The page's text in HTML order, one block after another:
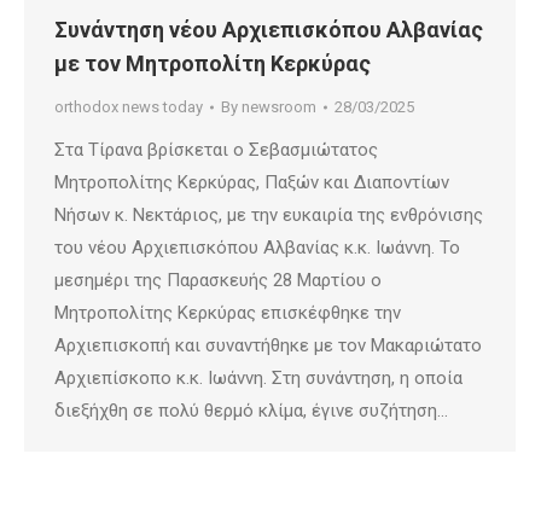
Συνάντηση νέου Αρχιεπισκόπου Αλβανίας
με τον Μητροπολίτη Κερκύρας
orthodox news today By newsroom 28/03/2025
Στα Τίρανα βρίσκεται ο Σεβασμιώτατος
Μητροπολίτης Κερκύρας, Παξών και Διαποντίων
Νήσων κ. Νεκτάριος, με την ευκαιρία της ενθρόνισης
του νέου Αρχιεπισκόπου Αλβανίας κ.κ. Ιωάννη. Το
μεσημέρι της Παρασκευής 28 Μαρτίου ο
Μητροπολίτης Κερκύρας επισκέφθηκε την
Αρχιεπισκοπή και συναντήθηκε με τον Μακαριώτατο
Αρχιεπίσκοπο κ.κ. Ιωάννη. Στη συνάντηση, η οποία
διεξήχθη σε πολύ θερμό κλίμα, έγινε συζήτηση…